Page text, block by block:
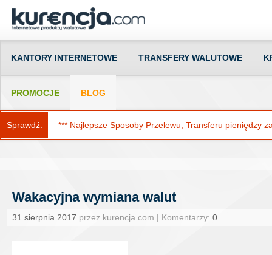
KANTORY INTERNETOWE TRANSFERY WALUTOWE
PROMOCJE BLOG
Sprawdź: *** Najlepsze Sposoby Przelewu, Transferu pieniędzy
Wakacyjna wymiana walut
31 sierpnia 2017 przez kurencja.com | Komentarzy: 0